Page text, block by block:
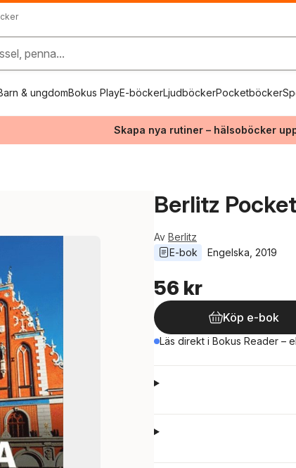
penna...
& ungdomBokus PlayE-böckerLjudböckerPocketböcker
Skapa nya rutiner – hälsoböcker
Berlitz
Av Berlitz
E-bok
Engelska 2019
56 kr
Köp e-bok
Läs direkt i Bokus Reader –